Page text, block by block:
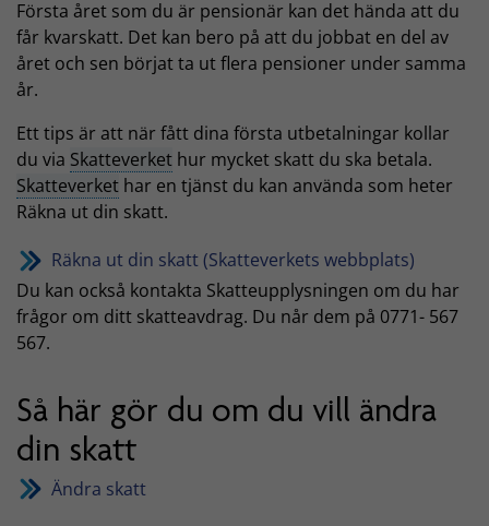
Första året som du är pensionär kan det hända att du
får kvarskatt. Det kan bero på att du jobbat en del av
året och sen börjat ta ut flera pensioner under samma
år.
Ett tips är att när fått dina första utbetalningar kollar
du via Skatteverket hur mycket skatt du ska betala.
Skatteverket har en tjänst du kan använda som heter
Räkna ut din skatt.
Räkna ut din skatt (Skatteverkets webbplats)
Du kan också kontakta Skatteupplysningen om du har
frågor om ditt skatteavdrag. Du når dem på 0771- 567
567.
Så här gör du om du vill ändra
din skatt
Ändra skatt